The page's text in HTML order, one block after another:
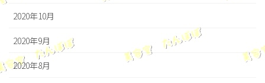
2020年10月
2020年9月
2020年8月